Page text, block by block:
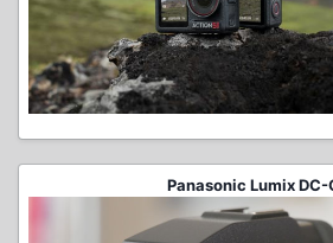
Panasonic Lumix DC-